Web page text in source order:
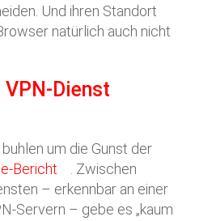
Und ihren Standort
natürlich auch nicht
VPN-Dienst
um die Gunst der
Bericht
. Zwischen
– erkennbar an einer
Servern – gebe es „kaum